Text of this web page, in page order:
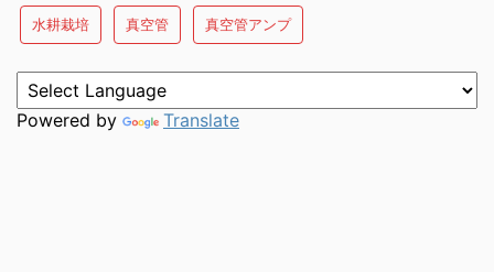
水耕栽培 真空管 真空管アンプ
Powered by Translate